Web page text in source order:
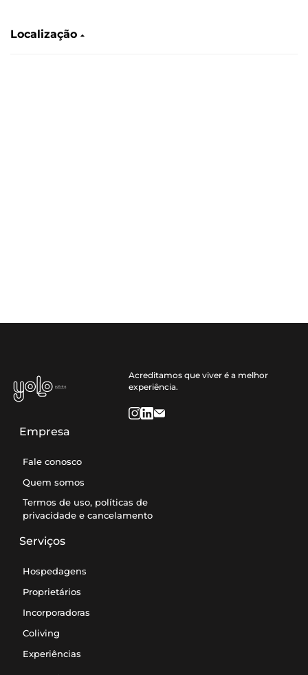
Localização
Acreditamos que viver é a melhor
experiência.
Empresa
Fale conosco
Quem somos
Termos de uso, políticas de
privacidade e cancelamento
Serviços
Hospedagens
Proprietários
Incorporadoras
Coliving
Experiências